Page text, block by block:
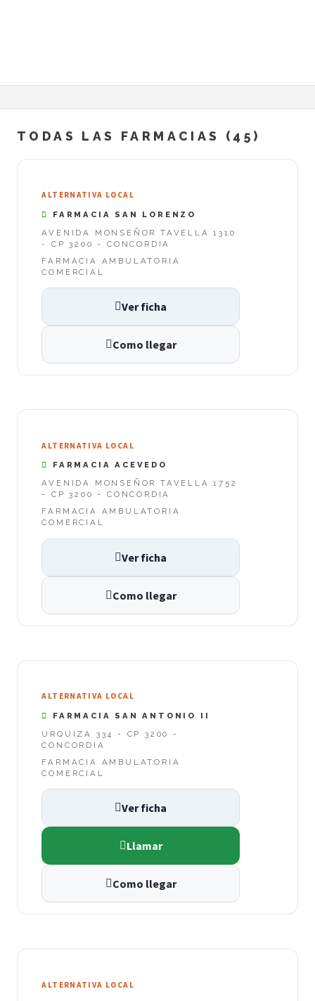
TODAS LAS FARMACIAS (45)
ALTERNATIVA LOCAL
FARMACIA SAN LORENZO
AVENIDA MONSEÑOR TAVELLA 1310
- CP 3200 - CONCORDIA
FARMACIA AMBULATORIA
COMERCIAL
Ver ficha
Como llegar
ALTERNATIVA LOCAL
FARMACIA ACEVEDO
AVENIDA MONSEÑOR TAVELLA 1752
- CP 3200 - CONCORDIA
FARMACIA AMBULATORIA
COMERCIAL
Ver ficha
Como llegar
ALTERNATIVA LOCAL
FARMACIA SAN ANTONIO II
URQUIZA 334 - CP 3200 -
CONCORDIA
FARMACIA AMBULATORIA
COMERCIAL
Ver ficha
Llamar
Como llegar
ALTERNATIVA LOCAL